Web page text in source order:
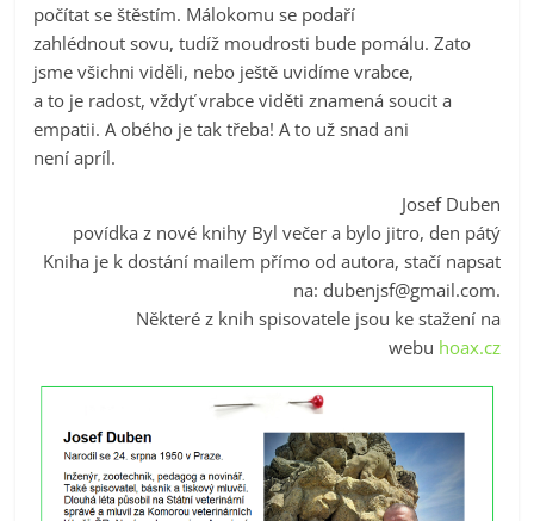
počítat se štěstím. Málokomu se podaří
zahlédnout sovu, tudíž moudrosti bude pomálu. Zato
jsme všichni viděli, nebo ještě uvidíme vrabce,
a to je radost, vždyť vrabce viděti znamená soucit a
empatii. A obého je tak třeba! A to už snad ani
není apríl.
Josef Duben
povídka z nové knihy Byl večer a bylo jitro, den pátý
Kniha je k dostání mailem přímo od autora, stačí napsat
na: dubenjsf@gmail.com.
Některé z knih spisovatele jsou ke stažení na
webu hoax.cz